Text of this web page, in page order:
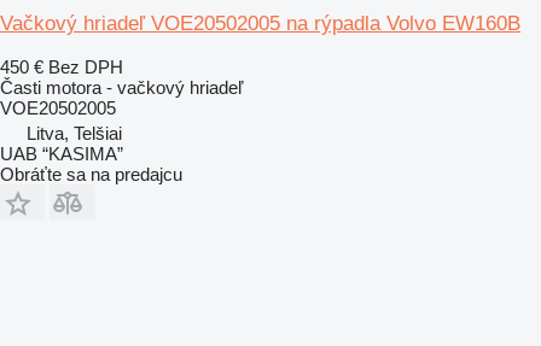
Vačkový hriadeľ VOE20502005 na rýpadla Volvo EW160B
450 € Bez DPH
Časti motora - vačkový hriadeľ
VOE20502005
Litva, Telšiai
UAB “KASIMA”
Obráťte sa na predajcu